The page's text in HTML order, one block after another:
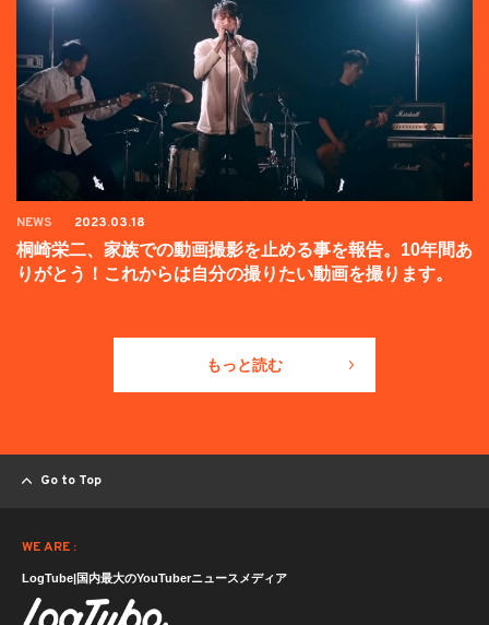
NEWS 2023.03.18
桐崎栄二、家族での動画撮影を止める事を報告。10年間あ
りがとう！これからは自分の撮りたい動画を撮ります。
もっと読む
Go to Top
WE ARE :
LogTube|国内最大のYouTuberニュースメディア